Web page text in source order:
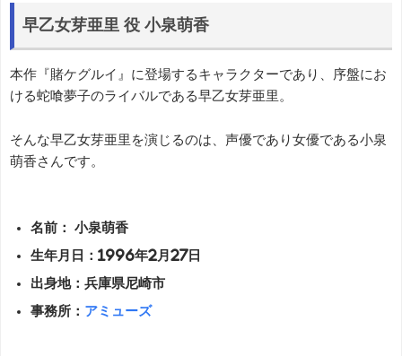
早乙女芽亜里 役 小泉萌香
本作『賭ケグルイ』に登場するキャラクターであり、序盤にお
ける蛇喰夢子のライバルである早乙女芽亜里。
そんな早乙女芽亜里を演じるのは、声優であり女優である小泉
萌香さんです。
名前： 小泉萌香
生年月日：1996年2月27日
出身地：兵庫県尼崎市
事務所： アミューズ